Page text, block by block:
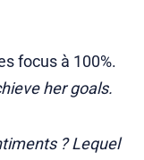
focus à 100%.
her goals.
? Lequel